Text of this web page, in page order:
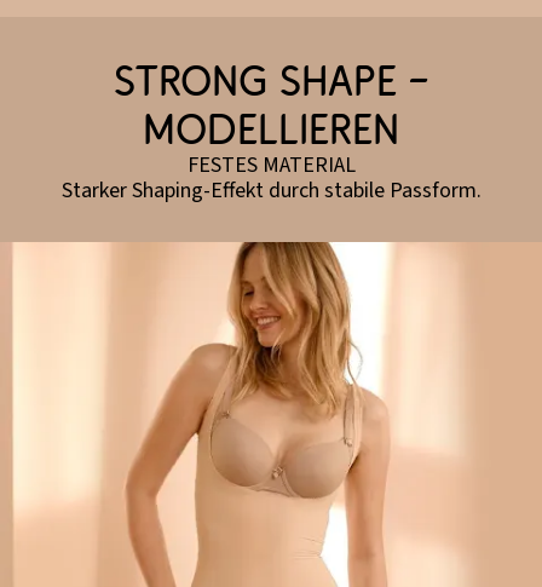
Strong Shape –
modellieren
FESTES MATERIAL
Starker Shaping-Effekt durch stabile Passform.